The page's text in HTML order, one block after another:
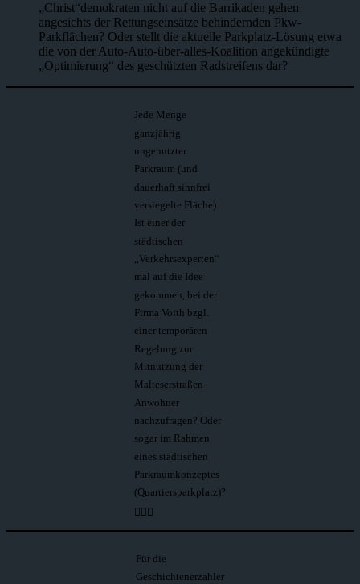
„Christ“demokraten nicht auf die Barrikaden gehen
angesichts der Rettungseinsätze behindernden Pkw-
Parkflächen? Oder stellt die aktuelle Parkplatz-Lösung etwa
die von der Auto-Auto-über-alles-Koalition angekündigte
„Optimierung“ des geschützten Radstreifens dar?
Jede Menge
ganzjährig
ungenutzter
Parkraum (und
dauerhaft sinnfrei
versiegelte Fläche).
Ist einer der
städtischen
„Verkehrsexperten“
mal auf die Idee
gekommen, bei der
Firma Voith bzgl.
einer temporären
Regelung zur
Mitnutzung der
Malteserstraßen-
Anwohner
nachzufragen? Oder
sogar im Rahmen
eines städtischen
Parkraumkonzeptes
(Quartiersparkplatz)?
🤷🏼‍♂️
Für die
Geschichtenerzähler